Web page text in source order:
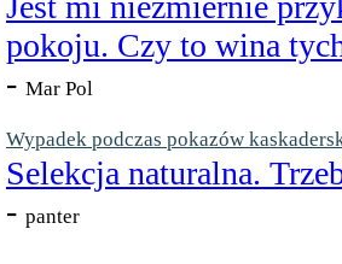
pokoju. Czy to wina
- Mar Pol
Wypadek podczas pokazów
Selekcja naturalna.
- panter